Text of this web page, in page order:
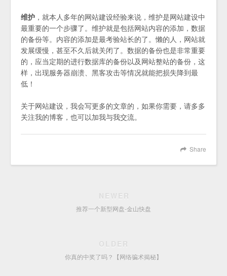
维护 ，就本人多年的网站建设经验来说，维护是网站建设中
最重要的一个步骤了。维护就是包括网站内容的添加，数据
的备份等。内容的添加是最考验站长的了。懒的人，网站就
发展缓慢，甚至不久后就关闭了。数据的备份也是非常重要
的，应当定期的进行数据库的备份以及网站整站的备份，这
样，出现服务器崩溃、黑客攻击等情况就能把损失降到最
低！
关于网站建设，我会写更多的文章的，如果你需要，请多多
关注我的博客，也可以加我与我交流。
Share
NEWER
推荐一个新型网盘-金山快盘
OLDER
你真的中奖了吗？【网络骗术揭秘】